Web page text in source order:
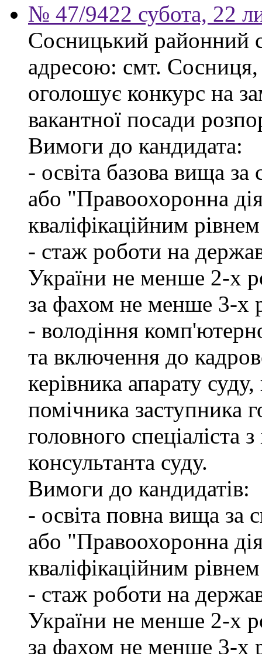
№ 47/9422 субота, 22
Сосницький районний
адресою: смт. Сосниця,
оголошує конкурс на
вакантної посади
Вимоги до кандидата:
- освіта базова вища
або "Правоохоронна
кваліфікаційним
- стаж роботи на
України не менше 2-х
за фахом не менше 3-х
- володіння
та включення до
керівника апарату
помічника заступника
головного спеціаліста
консультанта суду.
Вимоги до кандидатів:
- освіта повна вища за
або "Правоохоронна
кваліфікаційним
- стаж роботи на
України не менше 2-х
за фахом не менше 3-х